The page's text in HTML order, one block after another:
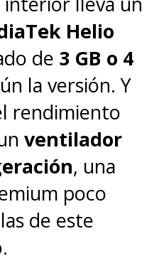
Helio
de 3 GB o 4
la versión. Y
rendimiento
ventilador
, una
poco
de este